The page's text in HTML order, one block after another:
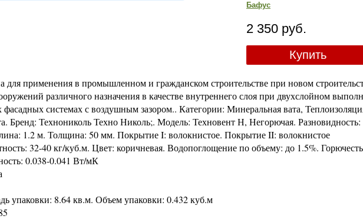
Бафус
2 350 руб.
Купить
для применения в промышленном и гражданском строительстве при новом
различного назначения в качестве внутреннего слоя при двухслойном
системах с воздушным зазором.. Категории: Минеральная вата,
Бренд: Технониколь Техно Николь;. Модель: Техновент Н, Негорючая.
1.2 м. Толщина: 50 мм. Покрытие I: волокнистое. Покрытие II: волокнистое
32-40 кг/куб.м. Цвет: коричневая. Водопоглощение по объему: до 1.5%.
0.038-0.041 Вт/мК
упаковки: 8.64 кв.м. Объем упаковки: 0.432 куб.м